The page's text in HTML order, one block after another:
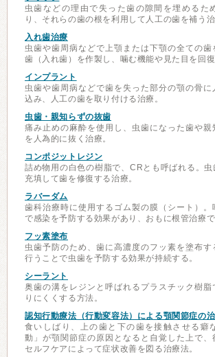
虫歯などの理由で失った歯の隙間を埋めるた
り、それらの歯の根を利用して人工の歯を補う治
入れ歯治療
虫歯や歯周病などで上顎または下顎の全ての歯
歯（入れ歯）を作製し、噛む機能や見た目を回復
インプラント
虫歯や歯周病などで歯を失った部分の顎の骨に
込み、人工の歯を取り付ける治療。
虫歯・親知らずの抜歯
痛み止めの麻酔を使用し、虫歯になった歯や親
を人為的に抜く治療。
コンポジットレジン
詰め物用の白色の樹脂で、CRとも呼ばれる。虫
充填して歯を修復する治療。
ラバーダム
歯科治療時に使用するゴム製の膜（シート）。
で感染を予防する効果があり、おもに根管治療で
フッ素塗布
虫歯予防のため、歯に高濃度のフッ素を塗布す
行うことで虫歯を予防する効果が持続する。
シーラント
奥歯の溝をレジンと呼ばれるプラスチック樹脂
りにくくする方法。
認知行動療法（行動変容法）による顎関節症の
食いしばり、上の歯と下の歯を接触させる癖
動」が顎関節症の原因となると自覚した上で、
セルフケアによって症状改善を図る治療法。